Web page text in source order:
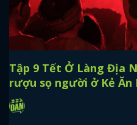
Tập 9 Tết Ở Làng Địa
rượu sọ người ở Kẻ Ăn